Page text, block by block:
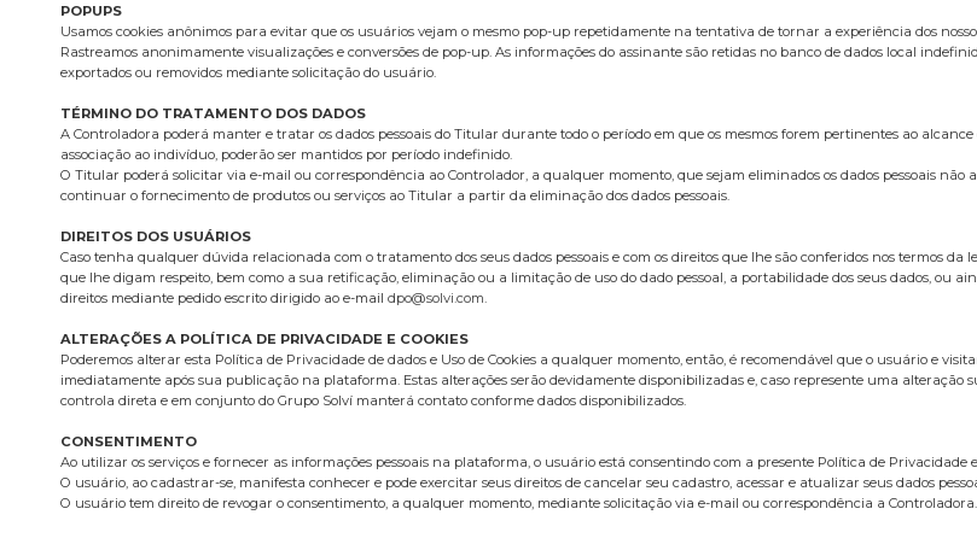
POPUPS
Usamos cookies anônimos para evitar que os usuários vejam o mesmo pop-up repetidamente na tentativa de tornar a experiência dos
Rastreamos anonimamente visualizações e conversões de pop-up. As informações do assinante são retidas no banco de dados local
exportados ou removidos mediante solicitação do usuário.
TÉRMINO DO TRATAMENTO DOS DADOS
A Controladora poderá manter e tratar os dados pessoais do Titular durante todo o período em que os mesmos forem pertinentes ao
associação ao indivíduo, poderão ser mantidos por período indefinido.
O Titular poderá solicitar via e-mail ou correspondência ao Controlador, a qualquer momento, que sejam eliminados os dados pessoais
continuar o fornecimento de produtos ou serviços ao Titular a partir da eliminação dos dados pessoais.
DIREITOS DOS USUÁRIOS
Caso tenha qualquer dúvida relacionada com o tratamento dos seus dados pessoais e com os direitos que lhe são conferidos nos termos
que lhe digam respeito, bem como a sua retificação, eliminação ou a limitação de uso do dado pessoal, a portabilidade dos seus dados, ou
direitos mediante pedido escrito dirigido ao e-mail dpo@solvi.com.
ALTERAÇÕES A POLÍTICA DE PRIVACIDADE E COOKIES
Poderemos alterar esta Política de Privacidade de dados e Uso de Cookies a qualquer momento, então, é recomendável que o usuário e
imediatamente após sua publicação na plataforma. Estas alterações serão devidamente disponibilizadas e, caso represente uma alteração
controla direta e em conjunto do Grupo Solví manterá contato conforme dados disponibilizados.
CONSENTIMENTO
Ao utilizar os serviços e fornecer as informações pessoais na plataforma, o usuário está consentindo com a presente Política de Privacidade e
O usuário, ao cadastrar-se, manifesta conhecer e pode exercitar seus direitos de cancelar seu cadastro, acessar e atualizar seus dados
O usuário tem direito de revogar o consentimento, a qualquer momento, mediante solicitação via e-mail ou correspondência a Controladora.